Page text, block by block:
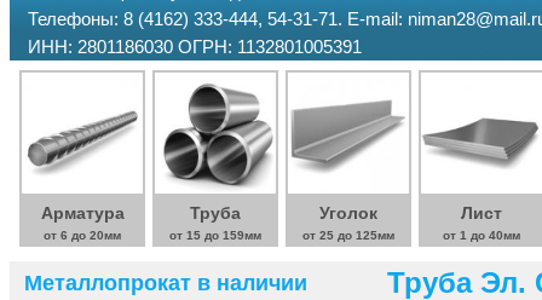
Телефоны: 8 (4162) 333-444, 54-31-71. E-mail:
ИНН: 2801186030 ОГРН: 1132801005391
Арматура
от 6 до 20мм
Труба
от 15 до 159мм
Уголок
от 25 до 125мм
Лист
от 1 до 40мм
Металлопрокат в наличии Труба Эл.